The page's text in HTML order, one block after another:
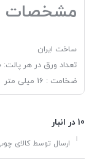
مشخصات
ساخت ایران
تعداد ورق در هر پالت: 30 یا 22 یا 20 عدد
ضخامت : 16 میلی متر
10 در انبار
ارسال توسط کالای